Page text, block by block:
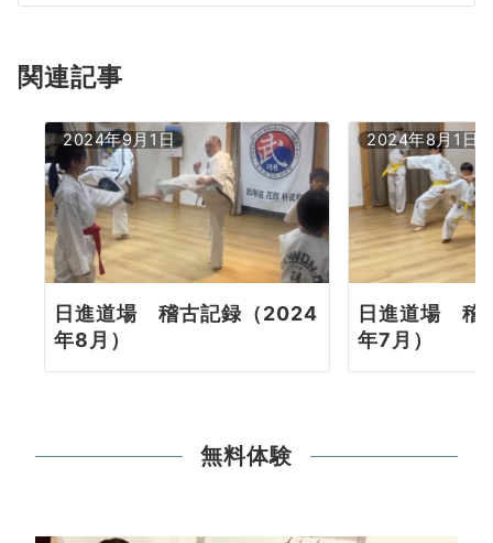
ョ
ン
関連記事
2024年9月1日
日進道場 稽古記録（2024
年8月）
2024年8月1日
日進道場 稽
年7月）
無料体験